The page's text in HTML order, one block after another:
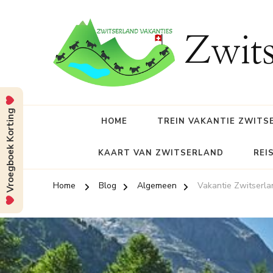
HOME TREIN VAKANTIE
KAART VAN ZWITSERLAND
Home Blog Algemeen Vakantie
Vroegboek Korting